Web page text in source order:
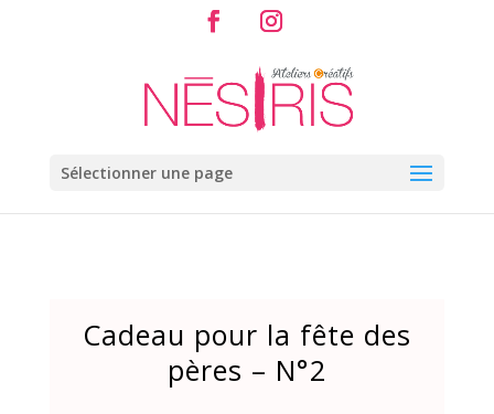
Sélectionner une page
Cadeau pour la fête des
pères – N°2